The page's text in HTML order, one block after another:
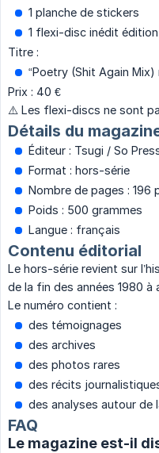
1 planche de stickers
1 flexi-disc inédit
Titre :
“Poetry (Shit Again Mix)
Prix : 40 €
⚠️ Les flexi-discs ne sont
Détails du
Éditeur : Tsugi / So
Format : hors-série
Nombre de pages : 196
Poids : 500 grammes
Langue : français
Contenu éditorial
Le hors-série revient sur
de la fin des années 1980 à
Le numéro contient :
des témoignages
des archives
des photos rares
des récits
des analyses autour de
FAQ
Le magazine est-il